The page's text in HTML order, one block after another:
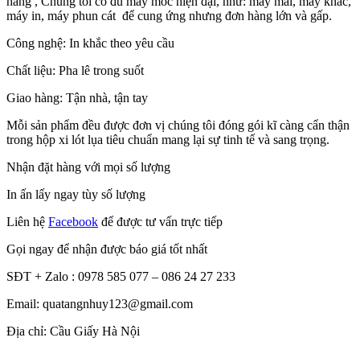
máy in, máy phun cát để cung ứng nhưng đơn hàng lớn và gấp.
Công nghệ: In khắc theo yêu cầu
Chất liệu: Pha lê trong suốt
Giao hàng: Tận nhà, tận tay
Mỗi sản phẩm đều được đơn vị chúng tôi đóng gói kĩ càng cẩn thận
trong hộp xi lót lụa tiêu chuẩn mang lại sự tinh tế và sang trọng.
Nhận đặt hàng với mọi số lượng
In ấn lấy ngay tùy số lượng
Liên hệ Facebook để được tư vấn trực tiếp
Gọi ngay để nhận được báo giá tốt nhất
SĐT + Zalo : 0978 585 077 – 086 24 27 233
Email: quatangnhuy123@gmail.com
Địa chỉ: Cầu Giấy Hà Nội